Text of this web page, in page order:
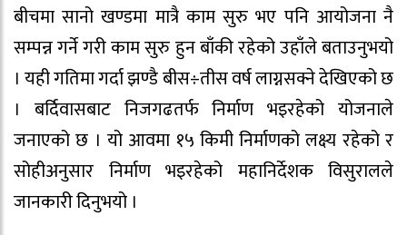
बीचमा सानो खण्डमा मात्रै काम सुरु भए पनि आयोजना नै
सम्पन्न गर्ने गरी काम सुरु हुन बाँकी रहेको उहाँले बताउनुभयो
। यही गतिमा गर्दा झण्डै बीस÷तीस वर्ष लाग्नसक्ने देखिएको छ
। बर्दिवासबाट निजगढतर्फ निर्माण भइरहेको योजनाले
जनाएको छ । यो आवमा १५ किमी निर्माणको लक्ष्य रहेको र
सोहीअनुसार निर्माण भइरहेको महानिर्देशक विसुरालले
जानकारी दिनुभयो ।